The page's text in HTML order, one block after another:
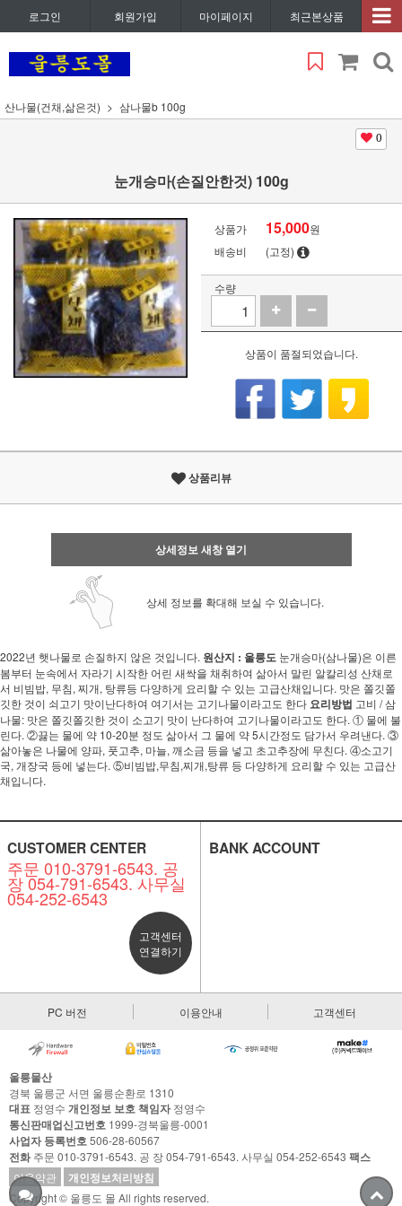
로그인 회원가입 마이페이지 최근본상품
산나물(건채,삶은것) 삼나물b 100g
0
눈개승마(손질안한것) 100g
상품가 15,000원
배송비
(고정)
수량
상품이 품절되었습니다.
상품리뷰
상세정보 새창 열기
상세 정보를 확대해 보실 수 있습니다.
2022년 햇나물로 손질하지 않은 것입니다. 원산지 : 울릉도 눈개승마(삼나물)은 이른
봄부터 눈속에서 자라기 시작한 어린 새싹을 채취하여 삶아서 말린 알칼리성 산채로
서 비빔밥, 무침, 찌개, 탕류등 다양하게 요리할 수 있는 고급산채입니다. 맛은 쫄깃쫄
깃한 것이 쇠고기 맛이난다하여 여기서는 고기나물이라고도 한다 요리방법 고비 / 삼
나물: 맛은 쫄깃쫄깃한 것이 소고기 맛이 난다하여 고기나물이라고도 한다. ① 물에 불
린다. ②끓는 물에 약 10-20분 정도 삶아서 그 물에 약 5시간정도 담가서 우려낸다. ③
삶아놓은 나물에 양파, 풋고추, 마늘, 깨소금 등을 넣고 초고추장에 무친다. ④소고기
국, 개장국 등에 넣는다. ⑤비빔밥,무침,찌개,탕류 등 다양하게 요리할 수 있는 고급산
채입니다.
CUSTOMER CENTER
주문 010-3791-6543. 공
장 054-791-6543. 사무실
054-252-6543
고객센터
연결하기
BANK ACCOUNT
PC 버전 이용안내 고객센터
울릉물산
경북 울릉군 서면 울릉순환로 1310
대표 정영수 개인정보 보호 책임자정영수
통신판매업신고번호 1999-경북울릉-0001
사업자 등록번호506-28-60567
전화주문 010-3791-6543. 공 장 054-791-6543. 사무실 054-252-6543 팩스
이용약관 개인정보처리방침
Copyright © 울릉도 몰 All rights reserved.